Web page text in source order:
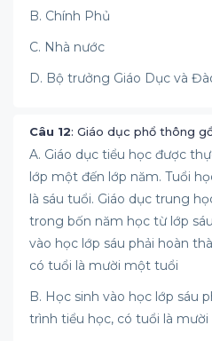
B. Chính Phủ
C. Nhà nước
D. Bộ trưởng Giáo Dục và
Câu 12: Giáo dục phổ thông
A. Giáo dục tiểu học được
lớp một đến lớp năm. Tuổi
là sáu tuổi. Giáo dục trung
trong bốn năm học từ lớp
vào học lớp sáu phải hoàn
có tuổi là mười một tuổi
B. Học sinh vào học lớp sáu
trình tiểu học, có tuổi là